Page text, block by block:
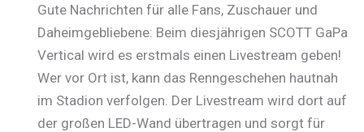
Gute Nachrichten für alle Fans, Zuschauer und
Daheimgebliebene: Beim diesjährigen SCOTT GaPa
Vertical wird es erstmals einen Livestream geben!
Wer vor Ort ist, kann das Renngeschehen hautnah
im Stadion verfolgen. Der Livestream wird dort auf
der großen LED-Wand übertragen und sorgt für